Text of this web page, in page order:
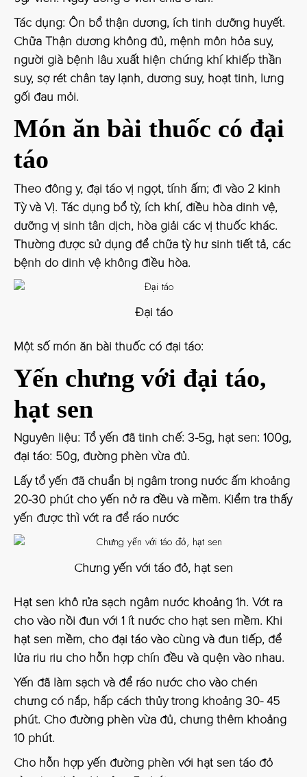
Tác dụng: Ôn bổ thận dương, ích tinh dưỡng huyết.
Chữa Thận dương không đủ, mệnh môn hỏa suy,
người già bệnh lâu xuất hiện chứng khí khiếp thần
suy, sợ rét chân tay lạnh, dương suy, hoạt tinh, lưng
gối đau mỏi.
Món ăn bài thuốc có đại
táo
Theo đông y, đại táo vị ngọt, tính ấm; đi vào 2 kinh
Tỳ và Vị. Tác dụng bổ tỳ, ích khí, điều hòa dinh vệ,
dưỡng vị sinh tân dịch, hòa giải các vị thuốc khác.
Thường được sử dụng để chữa tỳ hư sinh tiết tả, các
bệnh do dinh vệ không điều hòa.
Đại táo
Một số món ăn bài thuốc có đại táo:
Yến chưng với đại táo,
hạt sen
Nguyên liệu: Tổ yến đã tinh chế: 3-5g, hạt sen: 100g,
đại táo: 50g, đường phèn vừa đủ.
Lấy tổ yến đã chuẩn bị ngâm trong nước ấm khoảng
20-30 phút cho yến nở ra đều và mềm. Kiểm tra thấy
yến được thì vớt ra để ráo nước
Chưng yến với táo đỏ, hạt sen
Hạt sen khô rửa sạch ngâm nước khoảng 1h. Vớt ra
cho vào nồi đun với 1 ít nước cho hạt sen mềm. Khi
hạt sen mềm, cho đại táo vào cùng và đun tiếp, để
lửa riu riu cho hỗn hợp chín đều và quện vào nhau.
Yến đã làm sạch và để ráo nước cho vào chén
chưng có nắp, hấp cách thủy trong khoảng 30- 45
phút. Cho đường phèn vừa đủ, chưng thêm khoảng
10 phút.
Cho hỗn hợp yến đường phèn với hạt sen táo đỏ